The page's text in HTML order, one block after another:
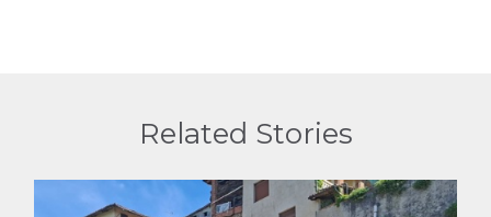
Related Stories